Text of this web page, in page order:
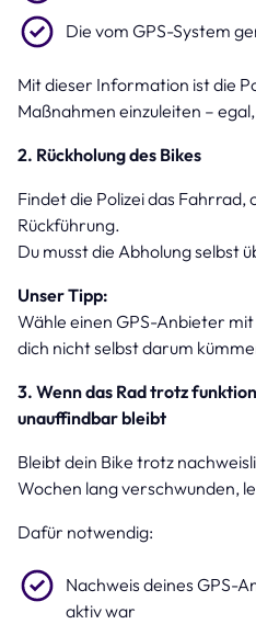
Die vom GPS-System
Mit dieser Information ist die
Maßnahmen einzuleiten –
2. Rückholung des Bikes
Findet die Polizei das Fahrrad,
Rückführung.
Du musst die Abholung selbst
Unser Tipp:
Wähle einen GPS-Anbieter
dich nicht selbst darum
3. Wenn das Rad trotz
unauffindbar bleibt
Bleibt dein Bike trotz
Wochen lang verschwunden,
Dafür notwendig:
Nachweis deines GPS-
aktiv war